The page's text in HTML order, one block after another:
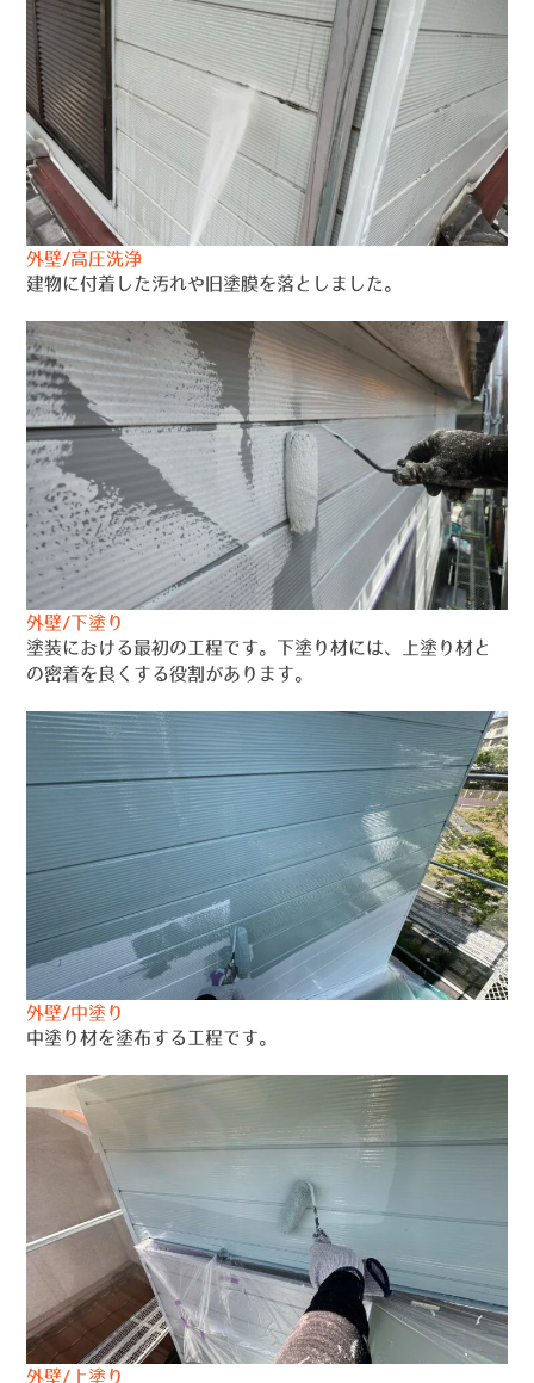
外壁/高圧洗浄
建物に付着した汚れや旧塗膜を落としました。
外壁/下塗り
塗装における最初の工程です。下塗り材には、上塗り材と
の密着を良くする役割があります。
外壁/中塗り
中塗り材を塗布する工程です。
外壁/上塗り